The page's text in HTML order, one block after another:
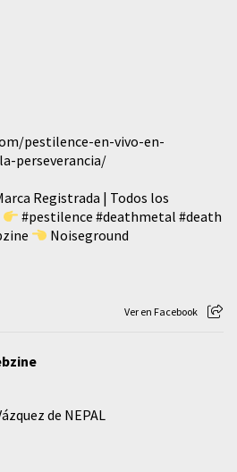
pestilence-en-vivo-en-
perseverancia/
Registrada | Todos los
#pestilence #deathmetal #death
Noiseground
Ver en Facebook
de NEPAL